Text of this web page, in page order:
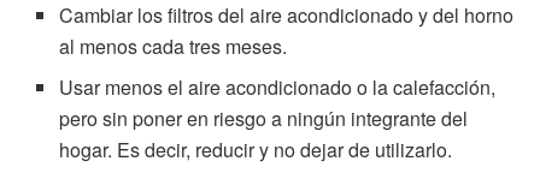
Cambiar los filtros del aire acondicionado y del horno
al menos cada tres meses.
Usar menos el aire acondicionado o la calefacción,
pero sin poner en riesgo a ningún integrante del
hogar. Es decir, reducir y no dejar de utilizarlo.